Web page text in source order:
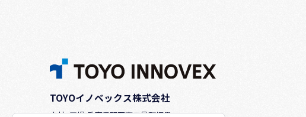
TOYOイノベックス株式会社